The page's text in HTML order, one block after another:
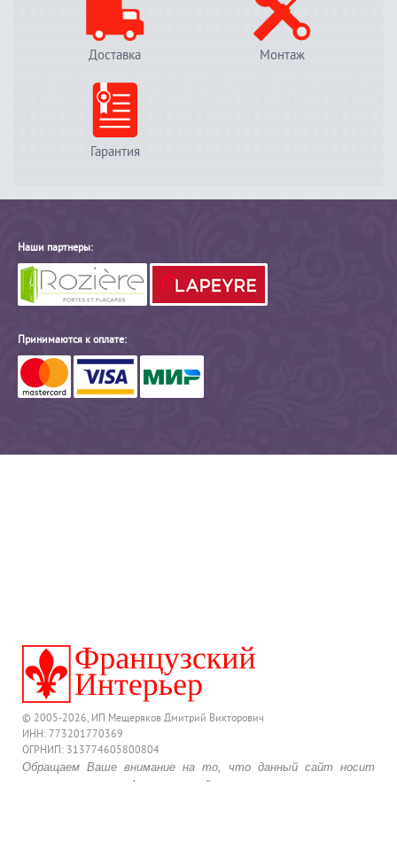
Доставка Монтаж
Гарантия
Наши партнеры:
Принимаются к оплате:
© 2005-2026, ИП Мещеряков Дмитрий Викторович
ИНН: 773201770369
ОГРНИП: 313774605800804
Обращаем Ваше внимание на то, что данный сайт носит
исключительно информационный характер и ни при каких